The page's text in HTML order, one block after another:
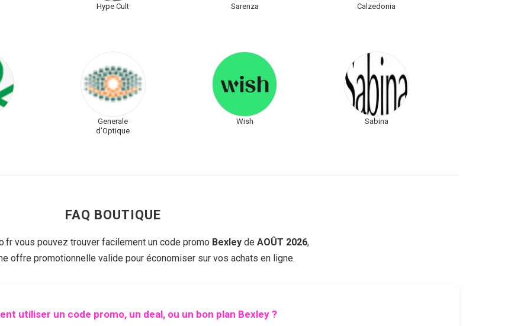
Hype Cult Sarenza Calzedonia
Generale
d'Optique
Wish Sabina
FAQ BOUTIQUE
vous pouvez trouver facilement un code promo Bexley de AOÛT 2026,
offre promotionnelle valide pour économiser sur vos achats en ligne.
utiliser un code promo, un deal, ou un bon plan Bexley ?